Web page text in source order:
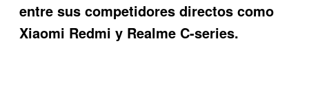
entre sus competidores directos como
Xiaomi Redmi y Realme C-series.